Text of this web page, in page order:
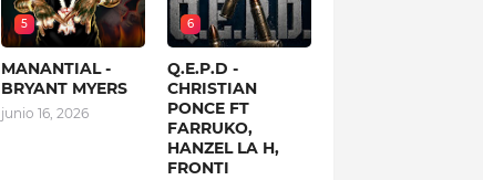
5
MANANTIAL -
BRYANT MYERS
junio 16, 2026
6
Q.E.P.D -
CHRISTIAN
PONCE FT
FARRUKO,
HANZEL LA H,
FRONTI